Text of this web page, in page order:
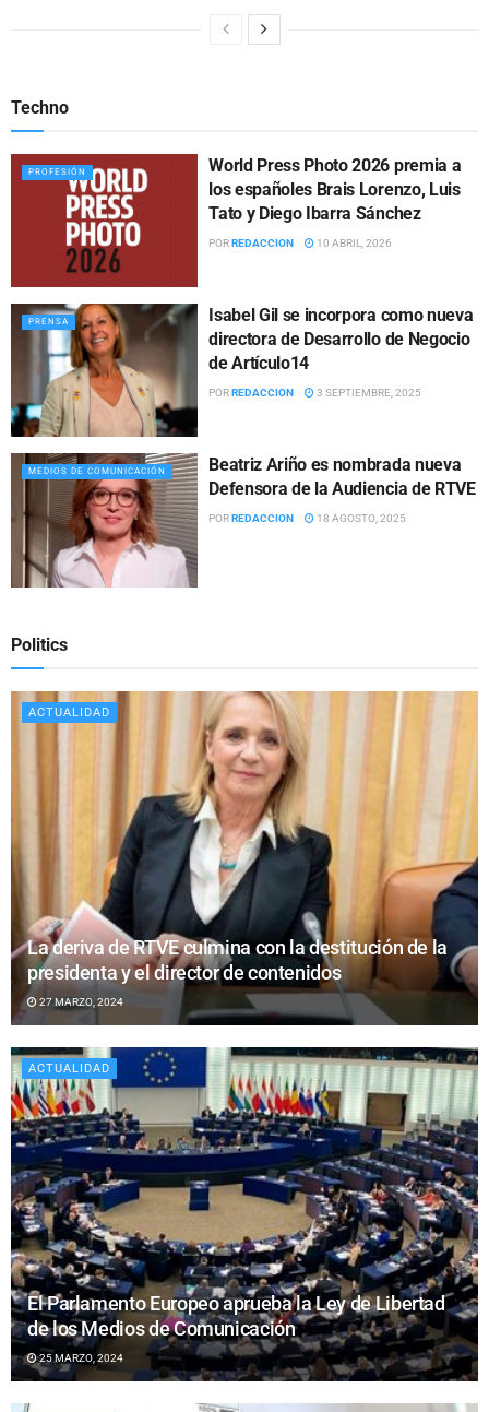
Techno
PROFESIÓN
World Press Photo 2026 premia a
los españoles Brais Lorenzo, Luis
Tato y Diego Ibarra Sánchez
PORREDACCION 10 ABRIL, 2026
PRENSA
Isabel Gil se incorpora como nueva
directora de Desarrollo de Negocio
de Artículo14
PORREDACCION 3 SEPTIEMBRE, 2025
MEDIOS DE COMUNICACIÓN
Beatriz Ariño es nombrada nueva
Defensora de la Audiencia de RTVE
POR REDACCION 18 AGOSTO, 2025
Politics
ACTUALIDAD
La deriva de RTVE culmina con la destitución de la
presidenta y el director de contenidos
27 MARZO, 2024
ACTUALIDAD
El Parlamento Europeo aprueba la Ley de Libertad
de los Medios de Comunicación
25 MARZO, 2024